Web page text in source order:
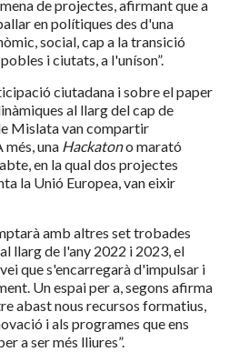
de projectes, afirmant que a
en polítiques des d'una
social, cap a la transició
i ciutats, a l'uníson”.
ciutadana i sobre el paper
al llarg del cap de
Mislata van compartir
una Hackatono marató
en la qual dos projectes
la Unió Europea, van eixir
amb altres set trobades
llarg de l'any 2022 i 2023, el
que s'encarregarà d'impulsar i
Un espai per a, segons afirma
abast nous recursos formatius,
i als programes que ens
a ser més lliures”.